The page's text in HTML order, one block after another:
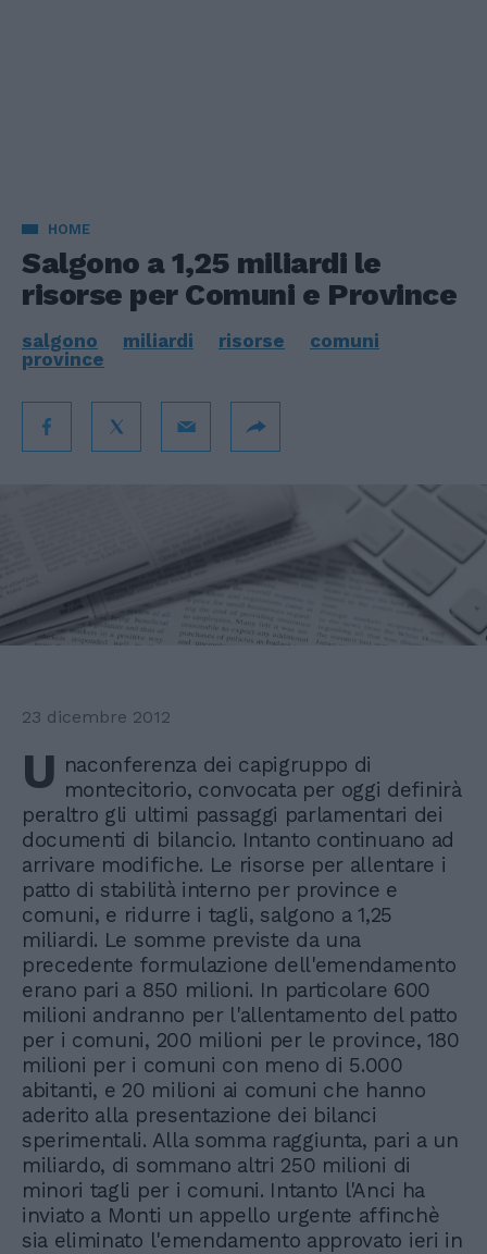
HOME
Salgono a 1,25 miliardi le
risorse per Comuni e Province
salgono miliardi risorse
comuni
province
23 dicembre 2012
U naconferenza dei capigruppo di
montecitorio, convocata per oggi definirà
peraltro gli ultimi passaggi parlamentari dei
documenti di bilancio. Intanto continuano ad
arrivare modifiche. Le risorse per allentare i
patto di stabilità interno per province e
comuni, e ridurre i tagli, salgono a 1,25
miliardi. Le somme previste da una
precedente formulazione dell'emendamento
erano pari a 850 milioni. In particolare 600
milioni andranno per l'allentamento del patto
per i comuni, 200 milioni per le province, 180
milioni per i comuni con meno di 5.000
abitanti, e 20 milioni ai comuni che hanno
aderito alla presentazione dei bilanci
sperimentali. Alla somma raggiunta, pari a un
miliardo, di sommano altri 250 milioni di
minori tagli per i comuni. Intanto l'Anci ha
inviato a Monti un appello urgente affinchè
sia eliminato l'emendamento approvato ieri in